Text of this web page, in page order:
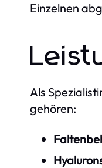
Einzelnen
Als
gehören: